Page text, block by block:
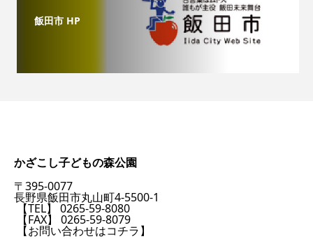
飯田市 HP
かざこし子どもの森公園
〒395-0077
長野県飯田市丸山町4-5500-1
【TEL】 0265-59-8080
【FAX】 0265-59-8079
【お問い合わせはコチラ】